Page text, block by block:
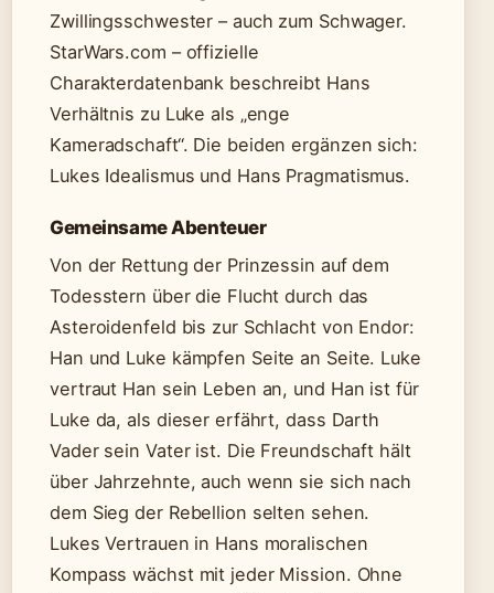
Zwillingsschwester – auch zum Schwager.
StarWars.com – offizielle
Charakterdatenbank beschreibt Hans
Verhältnis zu Luke als „enge
Kameradschaft“. Die beiden ergänzen sich:
Lukes Idealismus und Hans Pragmatismus.
Gemeinsame Abenteuer
Von der Rettung der Prinzessin auf dem
Todesstern über die Flucht durch das
Asteroidenfeld bis zur Schlacht von Endor:
Han und Luke kämpfen Seite an Seite. Luke
vertraut Han sein Leben an, und Han ist für
Luke da, als dieser erfährt, dass Darth
Vader sein Vater ist. Die Freundschaft hält
über Jahrzehnte, auch wenn sie sich nach
dem Sieg der Rebellion selten sehen.
Lukes Vertrauen in Hans moralischen
Kompass wächst mit jeder Mission. Ohne